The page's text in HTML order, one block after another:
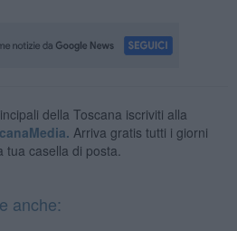
della Toscana iscriviti alla
Arriva gratis tutti i giorni
casella di posta.
anche: